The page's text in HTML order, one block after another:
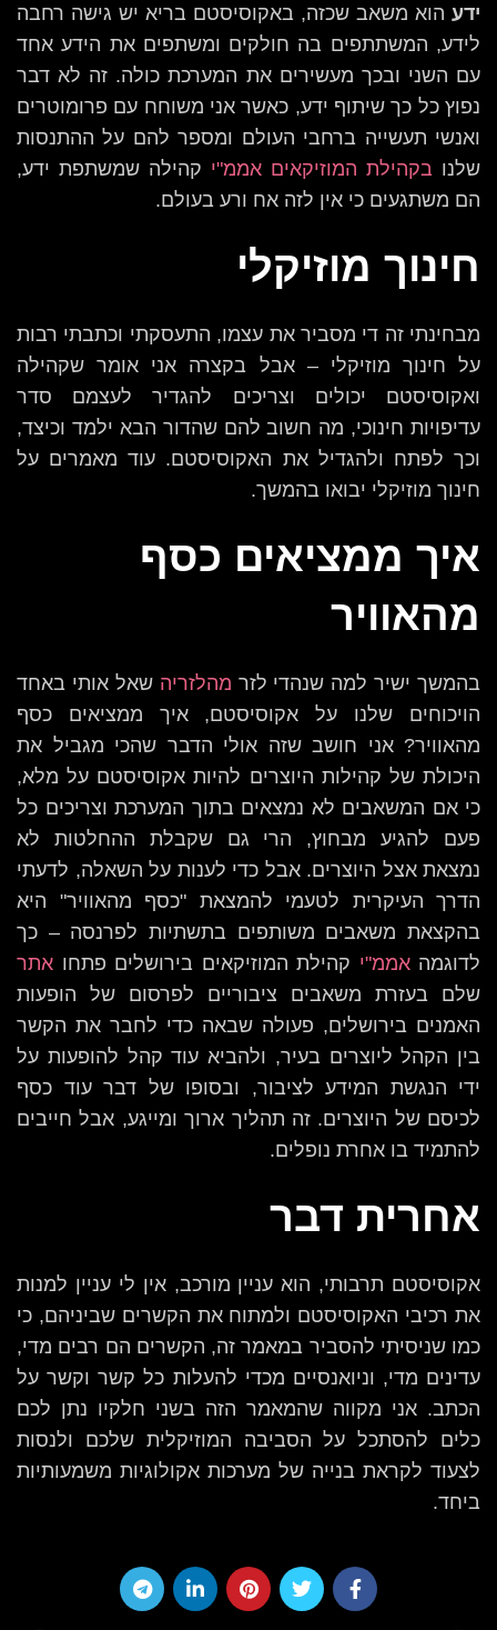
ידע הוא משאב שכזה, באקוסיסטם בריא יש גישה רחבה
לידע, המשתתפים בה חולקים ומשתפים את הידע אחד
עם השני ובכך מעשירים את המערכת כולה. זה לא דבר
נפוץ כל כך שיתוף ידע, כאשר אני משוחח עם פרומוטרים
ואנשי תעשייה ברחבי העולם ומספר להם על ההתנסות
שלנו בקהילת המוזיקאים אממ"י קהילה שמשתפת ידע,
הם משתגעים כי אין לזה אח ורע בעולם.
חינוך מוזיקלי
מבחינתי זה די מסביר את עצמו, התעסקתי וכתבתי רבות
על חינוך מוזיקלי – אבל בקצרה אני אומר שקהילה
ואקוסיסטם יכולים וצריכים להגדיר לעצמם סדר
עדיפויות חינוכי, מה חשוב להם שהדור הבא ילמד וכיצד,
וכך לפתח ולהגדיל את האקוסיסטם. עוד מאמרים על
חינוך מוזיקלי יבואו בהמשך.
איך ממציאים כסף
מהאוויר
בהמשך ישיר למה שנהדי לזר מהלזריהשאל אותי באחד
הויכוחים שלנו על אקוסיסטם, איך ממציאים כסף
מהאוויר? אני חושב שזה אולי הדבר שהכי מגביל את
היכולת של קהילות היוצרים להיות אקוסיסטם על מלא,
כי אם המשאבים לא נמצאים בתוך המערכת וצריכים כל
פעם להגיע מבחוץ, הרי גם שקבלת ההחלטות לא
נמצאת אצל היוצרים. אבל כדי לענות על השאלה, לדעתי
הדרך העיקרית לטעמי להמצאת "כסף מהאוויר" היא
בהקצאת משאבים משותפים בתשתיות לפרנסה – כך
לדוגמהאממ"י קהילת המוזיקאים בירושלים פתחו אתר
שלם בעזרת משאבים ציבוריים לפרסום של הופעות
האמנים בירושלים, פעולה שבאה כדי לחבר את הקשר
בין הקהל ליוצרים בעיר, ולהביא עוד קהל להופעות על
ידי הנגשת המידע לציבור, ובסופו של דבר עוד כסף
לכיסם של היוצרים. זה תהליך ארוך ומייגע, אבל חייבים
להתמיד בו אחרת נופלים.
אחרית דבר
אקוסיסטם תרבותי, הוא עניין מורכב, אין לי עניין למנות
את רכיבי האקוסיסטם ולמתוח את הקשרים שביניהם, כי
כמו שניסיתי להסביר במאמר זה, הקשרים הם רבים מדי,
עדינים מדי, וניואנסיים מכדי להעלות כל קשר וקשר על
הכתב. אני מקווה שהמאמר הזה בשני חלקיו נתן לכם
כלים להסתכל על הסביבה המוזיקלית שלכם ולנסות
לצעוד לקראת בנייה של מערכות אקולוגיות משמעותיות
ביחד.